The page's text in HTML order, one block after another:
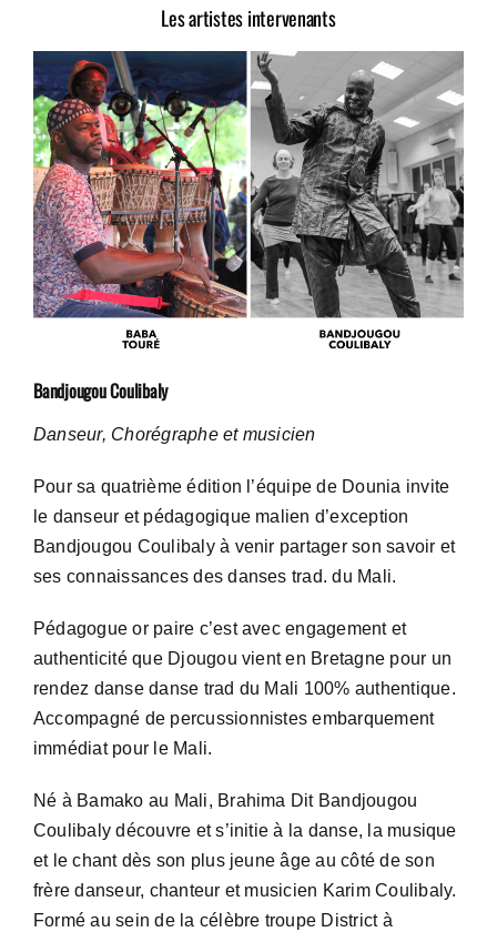
Les artistes intervenants
Bandjougou Coulibaly
Danseur, Chorégraphe et musicien
Pour sa quatrième édition l’équipe de Dounia invite
le danseur et pédagogique malien d’exception
Bandjougou Coulibaly à venir partager son savoir et
ses connaissances des danses trad. du Mali.
Pédagogue or paire c’est avec engagement et
authenticité que Djougou vient en Bretagne pour un
rendez danse danse trad du Mali 100% authentique.
Accompagné de percussionnistes embarquement
immédiat pour le Mali.
Né à Bamako au Mali, Brahima Dit Bandjougou
Coulibaly découvre et s’initie à la danse, la musique
et le chant dès son plus jeune âge au côté de son
frère danseur, chanteur et musicien Karim Coulibaly.
Formé au sein de la célèbre troupe District à